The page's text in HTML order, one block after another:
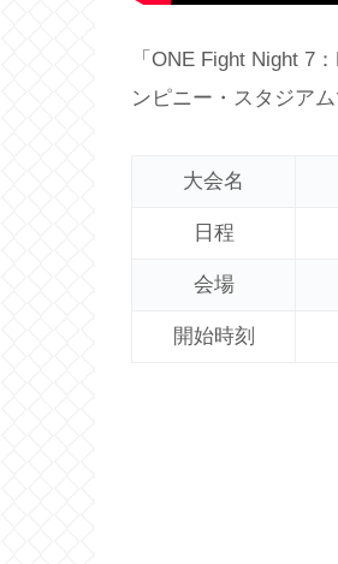
「ONE Fight Night 7
ンピニー・スタジアム
大会名
日程
会場
開始時刻